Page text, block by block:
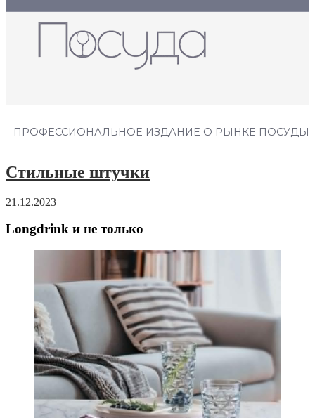
ПРОФЕССИОНАЛЬНОЕ ИЗДАНИЕ О РЫНКЕ ПОСУДЫ
Стильные штучки
21.12.2023
Longdrink и не только